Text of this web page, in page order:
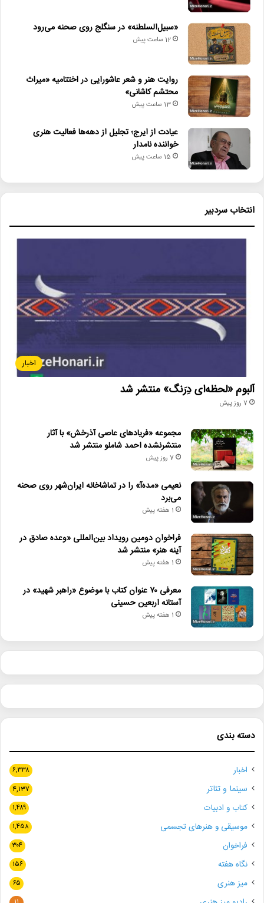
«سبیل‌السلطنه» در سنگلج روی صحنه می‌رود
12 ساعت پیش
روایت هنر و شعر عاشورایی در اختتامیه «میراث
محتشم کاشانی»
13 ساعت پیش
عیادت از ایرج؛ تجلیل از دهه‌ها فعالیت هنری
خواننده نامدار
15 ساعت پیش
انتخاب سردبیر
اخبار
آلبوم «لحظه‌ای دِرَنگ» منتشر شد
7 روز پیش
مجموعه «فریادهای عاصی آذرخش» با آثار
منتشرنشده احمد شاملو منتشر شد
7 روز پیش
نعیمی «مده‌آ» را در تماشاخانه ایران‌شهر روی صحنه
می‌برد
1 هفته پیش
فراخوان دومین رویداد بین‌المللی «وعده صادق در
آینه هنر» منتشر شد
1 هفته پیش
معرفی ۷۰ عنوان کتاب با موضوع «راهبر شهید» در
آستانه اربعین حسینی
1 هفته پیش
دسته بندی
اخبار ۶,۳۳۸
سینما و تئاتر ۴,۱۳۷
کتاب و ادبیات ۱,۴۸۹
موسیقی و هنرهای تجسمی ۱,۴۵۸
فراخوان ۳۰۴
نگاه هفته ۱۵۶
میز هنری ۶۵